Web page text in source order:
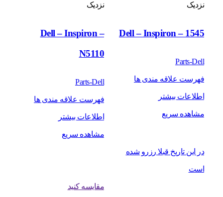
نزدیک
Dell – Inspiron – 1545
Parts-Dell
فهرست علاقه مندی ها
اطلاعات بیشتر
مشاهده سریع
نزدیک
Dell – Inspiron –
N5110
Parts-Dell
فهرست علاقه مندی ها
اطلاعات بیشتر
مشاهده سریع
در این تاریخ قبلا رزرو شده
است
مقایسه کنید